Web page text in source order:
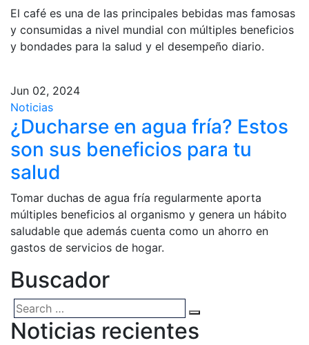
El café es una de las principales bebidas mas famosas
y consumidas a nivel mundial con múltiples beneficios
y bondades para la salud y el desempeño diario.
Jun 02, 2024
Noticias
¿Ducharse en agua fría? Estos
son sus beneficios para tu
salud
Tomar duchas de agua fría regularmente aporta
múltiples beneficios al organismo y genera un hábito
saludable que además cuenta como un ahorro en
gastos de servicios de hogar.
Buscador
Noticias recientes